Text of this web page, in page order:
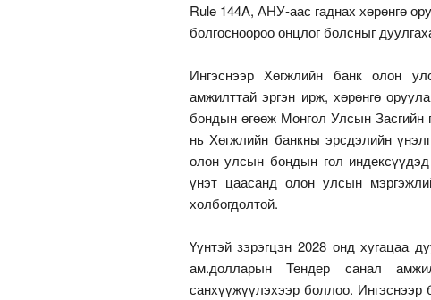
Rule 144A, АНУ-аас гаднах хөрөнгө
болгосноороо онцлог болсныг
Ингэснээр Хөгжлийн банк олон
амжилттай эргэн ирж, хөрөнгө
бондын өгөөж Монгол Улсын Засгийн
нь Хөгжлийн банкны эрсдэлийн
олон улсын бондын гол
үнэт цаасанд олон улсын
холбогдолтой.
Үүнтэй зэрэгцэн 2028 онд хугацаа
ам.долларын Тендер санал
санхүүжүүлэхээр боллоо. Ингэснээр